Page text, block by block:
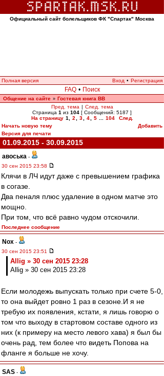
Официальный сайт болельщиков ФК "Спартак" Москва
Полная версия Вход • Регистрация
FAQ • Поиск
Общение на сайте » Гостевая книга ВВ
Пред. тема | След. тема
Страница 1 из 104 [ Сообщений: 5187 ]
На страницу 1 2 3 4 5 104
След.
Начать новую тему
Добавить
Версия для печати
01.09.2015 - 30.09.2015
авоська -
30 сен 2015 23:58
Клячи в ЛЧ идут даже с превышением графика
в согазе.
Два пеналя плюс удаление в одном матче это
мощно.
При том, что всё равно чудом отскочили.
Последнее сообщение
Nox -
30 сен 2015 23:51
Allig » 30 сен 2015 23:28
Allig » 30 сен 2015 23:28
Если молодежь выпускать только при счете 5-0,
то она выйдет ровно 1 раз в сезоне.И я не
требую их появления, кстати, я лишь говорю о
том что выходу в стартовом составе одного из
них (к примеру на место левого хава) я был бы
очень рад, тем более что видеть Попова на
фланге я больше не хочу.
SAS -